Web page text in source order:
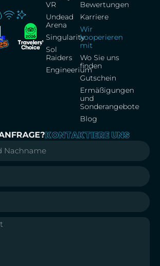
VR
Undead
Arena
Singularity
Sol
Raiders
Engineerium
Bewertungen
Karriere
Wir
kooperieren
mit
Wo Sie uns
finden
Gutschein
Ermäßigungen
und
Sonderangebote
Blog
KONTAKTIERE UNS